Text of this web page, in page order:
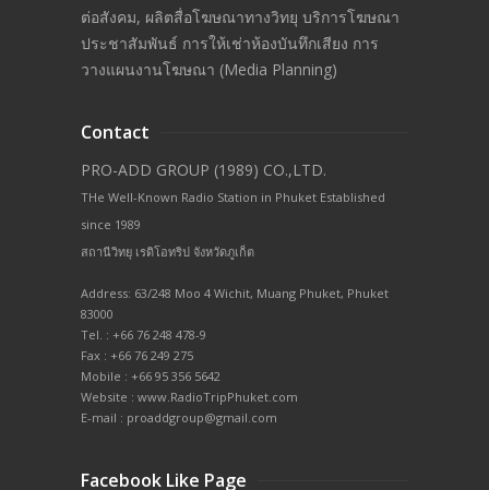
ต่อสังคม, ผลิตสื่อโฆษณาทางวิทยุ บริการโฆษณา
ประชาสัมพันธ์ การให้เช่าห้องบันทึกเสียง การ
วางแผนงานโฆษณา (Media Planning)
Contact
PRO-ADD GROUP (1989) CO.,LTD.
THe Well-Known Radio Station in Phuket Established
since 1989
สถานีวิทยุ เรดิโอทริป จังหวัดภูเก็ต
Address: 63/248 Moo 4 Wichit, Muang Phuket, Phuket
83000
Tel. : +66 76 248 478-9
Fax : +66 76 249 275
Mobile : +66 95 356 5642
Website : www.RadioTripPhuket.com
E-mail : proaddgroup@gmail.com
Facebook Like Page